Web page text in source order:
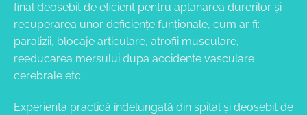
final deosebit de eficient pentru aplanarea durerilor şi
recuperarea unor deficienţe funţionale, cum ar fi:
paralizii, blocaje articulare, atrofii musculare,
reeducarea mersului dupa accidente vasculare
cerebrale etc.
Experienţa practică îndelungată din spital şi deosebit de